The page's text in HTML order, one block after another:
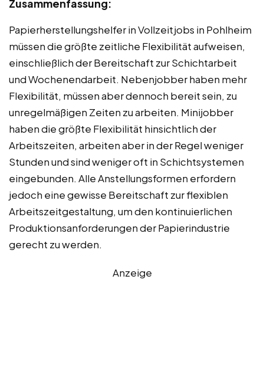
Zusammenfassung:
Papierherstellungshelfer in Vollzeitjobs in Pohlheim
müssen die größte zeitliche Flexibilität aufweisen,
einschließlich der Bereitschaft zur Schichtarbeit
und Wochenendarbeit. Nebenjobber haben mehr
Flexibilität, müssen aber dennoch bereit sein, zu
unregelmäßigen Zeiten zu arbeiten. Minijobber
haben die größte Flexibilität hinsichtlich der
Arbeitszeiten, arbeiten aber in der Regel weniger
Stunden und sind weniger oft in Schichtsystemen
eingebunden. Alle Anstellungsformen erfordern
jedoch eine gewisse Bereitschaft zur flexiblen
Arbeitszeitgestaltung, um den kontinuierlichen
Produktionsanforderungen der Papierindustrie
gerecht zu werden.
Anzeige